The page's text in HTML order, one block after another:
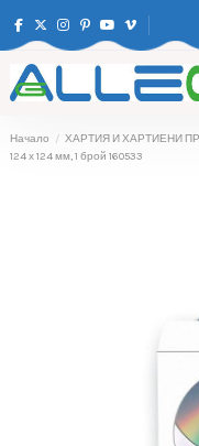
Начало ХАРТИЯ И ХАРТИЕНИ
124 х 124 мм, 1 брой 160533